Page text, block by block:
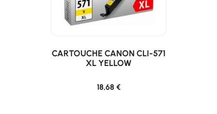
CARTOUCHE CANON CLI-571
XL YELLOW
18,68 €